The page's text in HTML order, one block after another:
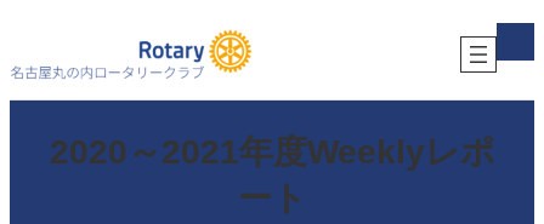
を
コ
リ
2020～2021年度Weeklyレポ
ート